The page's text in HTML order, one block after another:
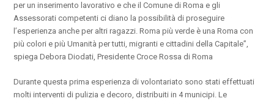
per un inserimento lavorativo e che il Comune di Roma e gli
Assessorati competenti ci diano la possibilità di proseguire
l’esperienza anche per altri ragazzi. Roma più verde è una Roma con
più colori e più Umanità per tutti, migranti e cittadini della Capitale”,
spiega Debora Diodati, Presidente Croce Rossa di Roma
Durante questa prima esperienza di volontariato sono stati effettuati
molti interventi di pulizia e decoro, distribuiti in 4 municipi. Le